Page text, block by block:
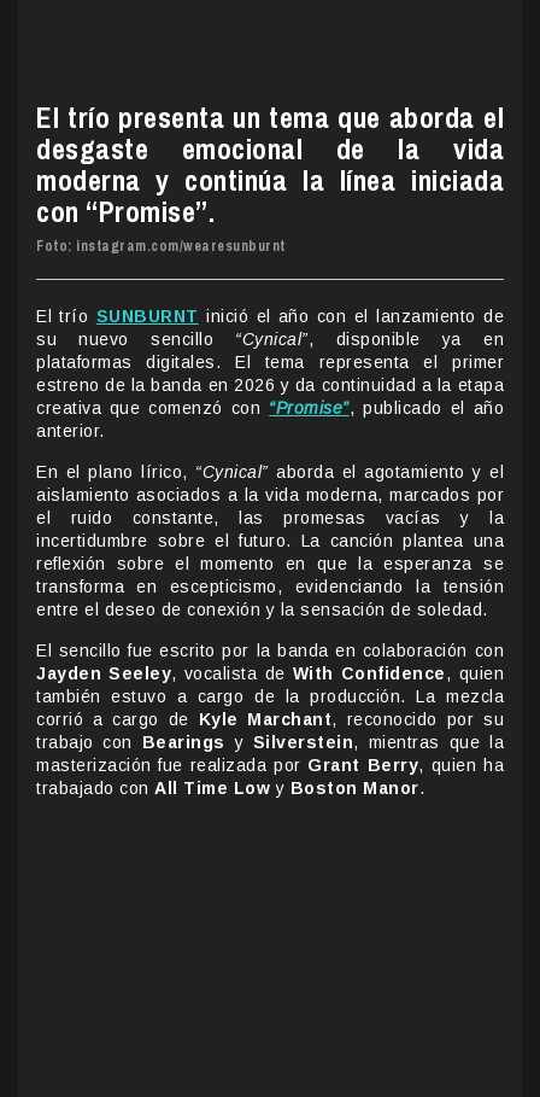
El trío presenta un tema que aborda el
desgaste emocional de la vida
moderna y continúa la línea iniciada
con “Promise”.
Foto: instagram.com/wearesunburnt
El trío SUNBURNT inició el año con el lanzamiento de
su nuevo sencillo “Cynical”, disponible ya en
plataformas digitales. El tema representa el primer
estreno de la banda en 2026 y da continuidad a la etapa
creativa que comenzó con “Promise”, publicado el año
anterior.
En el plano lírico, “Cynical” aborda el agotamiento y el
aislamiento asociados a la vida moderna, marcados por
el ruido constante, las promesas vacías y la
incertidumbre sobre el futuro. La canción plantea una
reflexión sobre el momento en que la esperanza se
transforma en escepticismo, evidenciando la tensión
entre el deseo de conexión y la sensación de soledad.
El sencillo fue escrito por la banda en colaboración con
Jayden Seeley, vocalista de With Confidence, quien
también estuvo a cargo de la producción. La mezcla
corrió a cargo de Kyle Marchant, reconocido por su
trabajo con Bearings y Silverstein, mientras que la
masterización fue realizada por Grant Berry, quien ha
trabajado con All Time Low y Boston Manor.